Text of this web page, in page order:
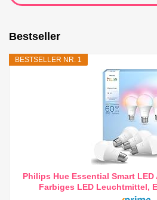
Bestseller
BESTSELLER NR. 1
Philips Hue Essential Smart LED
Farbiges LED Leuchtmittel,